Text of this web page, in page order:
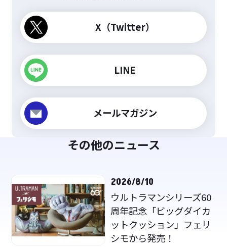
X（Twitter）
LINE
メールマガジン
その他のニュース
2026/8/10
ウルトラマンシリーズ60
周年記念「ビッグダイカ
ットクッション」フェリ
シモから発売！